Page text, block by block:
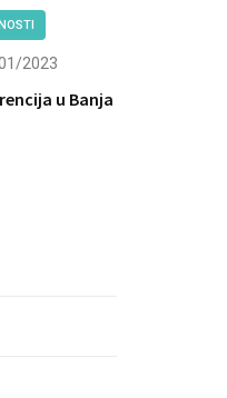
2023
u Banja